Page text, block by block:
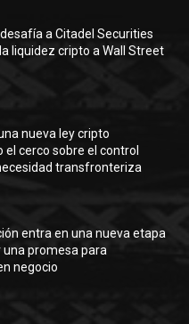
a Citadel Securities
liquidez cripto a Wall Street
nueva ley cripto
cerco sobre el control
transfronteriza
entra en una nueva etapa
una promesa para
negocio